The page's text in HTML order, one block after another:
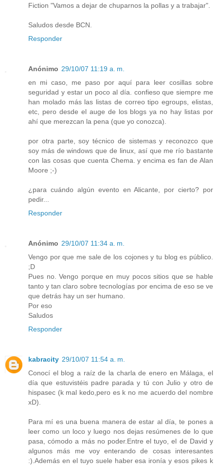
Fiction "Vamos a dejar de chuparnos la pollas y a trabajar".
Saludos desde BCN.
Responder
Anónimo 29/10/07 11:19 a. m.
en mi caso, me paso por aquí para leer cosillas sobre
seguridad y estar un poco al día. confieso que siempre me
han molado más las listas de correo tipo egroups, elistas,
etc, pero desde el auge de los blogs ya no hay listas por
ahí que merezcan la pena (que yo conozca).
por otra parte, soy técnico de sistemas y reconozco que
soy más de windows que de linux, así que me río bastante
con las cosas que cuenta Chema. y encima es fan de Alan
Moore ;-)
¿para cuándo algún evento en Alicante, por cierto? por
pedir...
Responder
Anónimo 29/10/07 11:34 a. m.
Vengo por que me sale de los cojones y tu blog es público.
;D
Pues no. Vengo porque en muy pocos sitios que se hable
tanto y tan claro sobre tecnologías por encima de eso se ve
que detrás hay un ser humano.
Por eso
Saludos
Responder
kabracity 29/10/07 11:54 a. m.
Conocí el blog a raíz de la charla de enero en Málaga, el
día que estuvistéis padre parada y tú con Julio y otro de
hispasec (k mal kedo,pero es k no me acuerdo del nombre
xD).
Para mí es una buena manera de estar al día, te pones a
leer como un loco y luego nos dejas resúmenes de lo que
pasa, cómodo a más no poder.Entre el tuyo, el de David y
algunos más me voy enterando de cosas interesantes
:).Además en el tuyo suele haber esa ironía y esos pikes k